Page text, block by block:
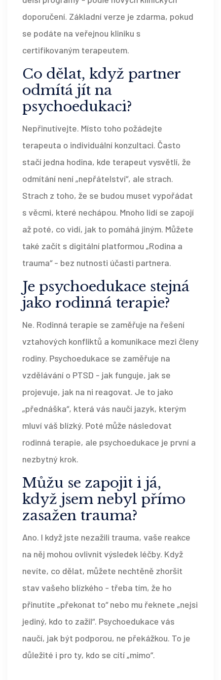
doporučení. Základní verze je zdarma, pokud
se podáte na veřejnou kliniku s
certifikovaným terapeutem.
Co dělat, když partner
odmítá jít na
psychoedukaci?
Nepřinutívejte. Místo toho požádejte
terapeuta o individuální konzultaci. Často
stačí jedna hodina, kde terapeut vysvětlí, že
odmítání není „nepřátelství“, ale strach.
Strach z toho, že se budou muset vypořádat
s věcmi, které nechápou. Mnoho lidí se zapojí
až poté, co vidí, jak to pomáhá jiným. Můžete
také začít s digitální platformou „Rodina a
trauma“ - bez nutnosti účasti partnera.
Je psychoedukace stejná
jako rodinná terapie?
Ne. Rodinná terapie se zaměřuje na řešení
vztahových konfliktů a komunikace mezi členy
rodiny. Psychoedukace se zaměřuje na
vzdělávání o PTSD - jak funguje, jak se
projevuje, jak na ni reagovat. Je to jako
„přednáška“, která vás naučí jazyk, kterým
mluví váš blízký. Poté může následovat
rodinná terapie, ale psychoedukace je první a
nezbytný krok.
Můžu se zapojit i já,
když jsem nebyl přímo
zasažen trauma?
Ano. I když jste nezažili trauma, vaše reakce
na něj mohou ovlivnit výsledek léčby. Když
nevíte, co dělat, můžete nechtěně zhoršit
stav vašeho blízkého - třeba tím, že ho
přinutíte „překonat to“ nebo mu řeknete „nejsi
jediný, kdo to zažil“. Psychoedukace vás
naučí, jak být podporou, ne překážkou. To je
důležité i pro ty, kdo se cítí „mimo“.